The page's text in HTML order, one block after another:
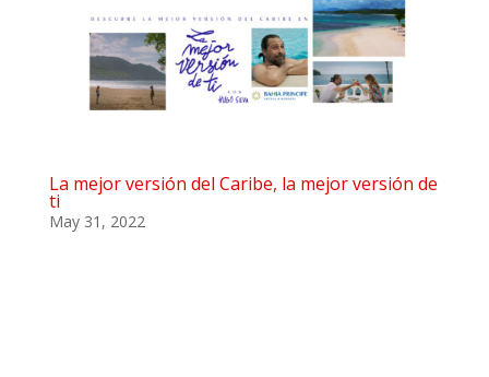
La mejor versión del Caribe, la mejor versión de
ti
May 31, 2022